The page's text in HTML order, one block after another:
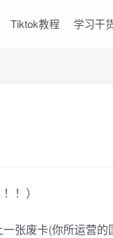
Tiktok教程 学习干
！）
张废卡(你所运营